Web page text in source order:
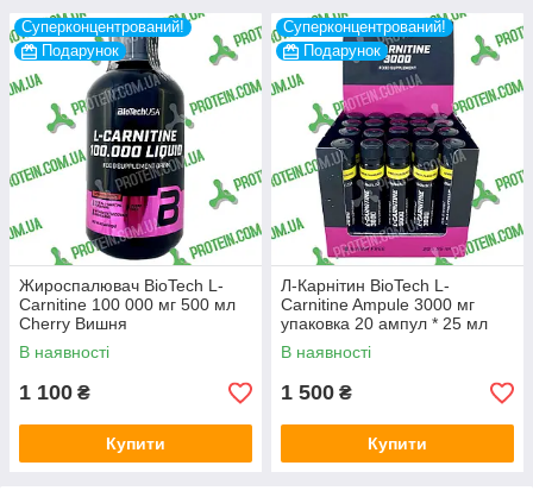
Суперконцентрований!
Подарунок
Жироспалювач BioTech L-
Carnitine 100 000 мг 500 мл
Cherry Вишня
В наявності
1 100 ₴
Купити
Суперконцентрований!
Подарунок
Л-Карнітин BioTech L-
Carnitine Ampule 3000 мг
упаковка 20 ампул * 25 мл
Lemon Лимон
В наявності
1 500 ₴
Купити